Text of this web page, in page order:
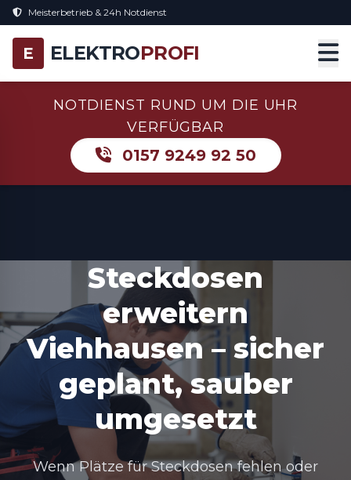
Meisterbetrieb & 24h Notdienst
E ELEKTROPROFI
NOTDIENST RUND UM DIE UHR
VERFÜGBAR
0157 9249 92 50
Steckdosen
erweitern
Viehhausen – sicher
geplant, sauber
umgesetzt
Wenn Plätze für Steckdosen fehlen oder